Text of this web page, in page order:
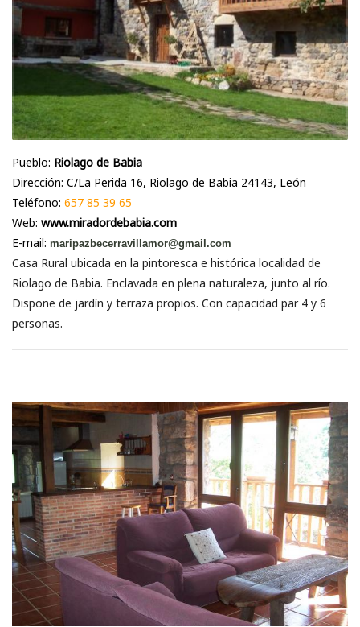
Pueblo: Riolago de Babia
Dirección: C/La Perida 16, Riolago de Babia 24143, León
Teléfono: 657 85 39 65
Web: www.miradordebabia.com
E-mail: maripazbecerravillamor@gmail.com
Casa Rural ubicada en la pintoresca e histórica localidad de
Riolago de Babia. Enclavada en plena naturaleza, junto al río.
Dispone de jardín y terraza propios. Con capacidad par 4 y 6
personas.